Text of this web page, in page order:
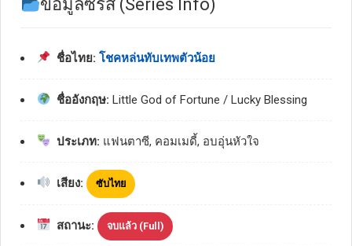
ข้อมูลซีรีส์ (Series Info)
ชื่อไทย: โชคหล่นทับเทพตัวน้อย
ชื่ออังกฤษ: Little God of Fortune / Lucky Blessing
ประเภท: แฟนตาซี, คอมเมดี้, อบอุ่นหัวใจ
เสียง: ซับไทย
สถานะ: จบแล้ว (Full)